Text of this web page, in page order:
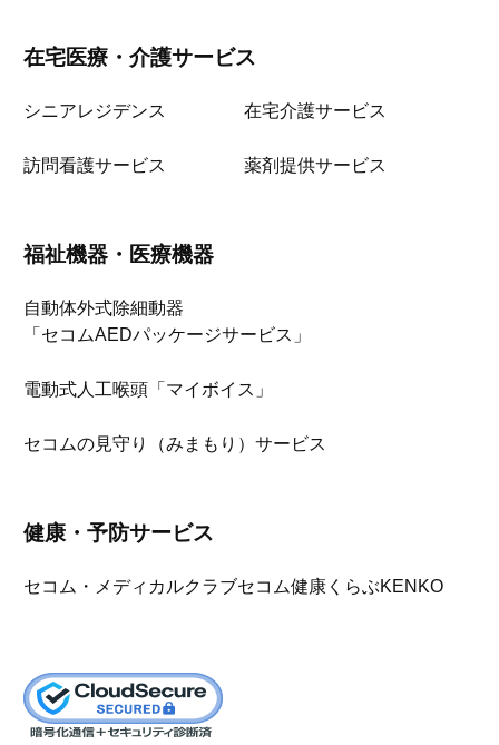
在宅医療・介護サービス
シニアレジデンス 在宅介護サービス
訪問看護サービス 薬剤提供サービス
福祉機器・医療機器
自動体外式除細動器
「セコムAEDパッケージサービス」
電動式人工喉頭「マイボイス」
セコムの見守り（みまもり）サービス
健康・予防サービス
セコム・メディカルクラブセコム健康くらぶKENKO